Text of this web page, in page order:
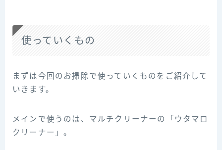
使っていくもの
まずは今回のお掃除で使っていくものをご紹介して
いきます。
メインで使うのは、マルチクリーナーの「ウタマロ
クリーナー」。